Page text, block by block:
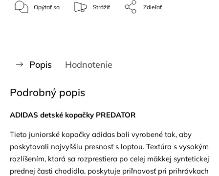
Opýtať sa Strážiť Zdieľať
Popis Hodnotenie
Podrobný popis
ADIDAS detské kopačky PREDATOR
Tieto juniorské kopačky adidas boli vyrobené tak, aby
poskytovali najvyššiu presnosť s loptou. Textúra s vysokým
rozlíšením, ktorá sa rozprestiera po celej mäkkej syntetickej
prednej časti chodidla, poskytuje priľnavosť pri prihrávkach